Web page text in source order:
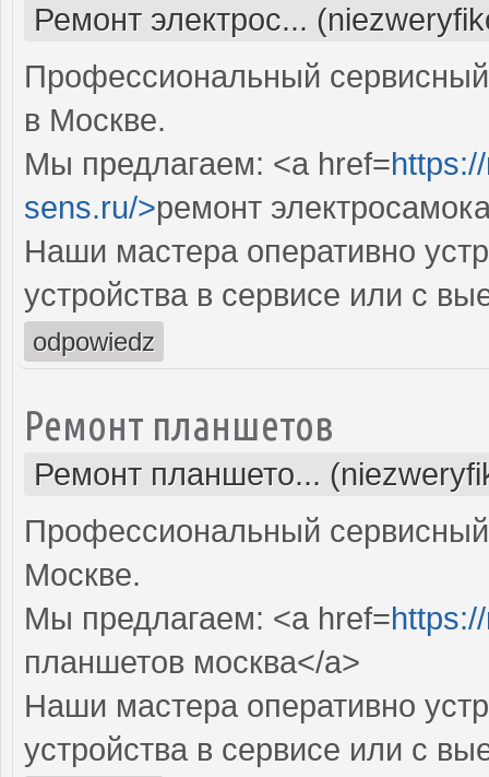
Ремонт электрос...
Профессиональный
в Москве.
Мы предлагаем: <a href=
sens.ru/>ремонт
Наши мастера оперативно
устройства в сервисе или с
odpowiedz
Ремонт планшетов
Ремонт планшето...
Профессиональный
Москве.
Мы предлагаем: <a href=
планшетов москва</a>
Наши мастера оперативно
устройства в сервисе или с